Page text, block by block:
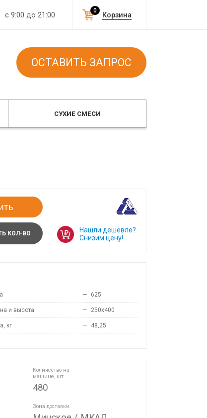
с 9:00 до 21:00 Корзина
0
ОСТАВИТЬ ЗАПРОС
СУХИЕ СМЕСИ
КОЛ-ВО
Нашли дешевле?
Снизим цену!
— 625
и высота — 250x400
кг — 48,25
Количество на
машине, шт.
480
Зона доставки